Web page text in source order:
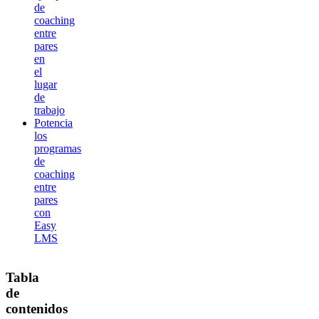
de
coaching
entre
pares
en
el
lugar
de
trabajo
Potencia
los
programas
de
coaching
entre
pares
con
Easy
LMS
Tabla
de
contenidos